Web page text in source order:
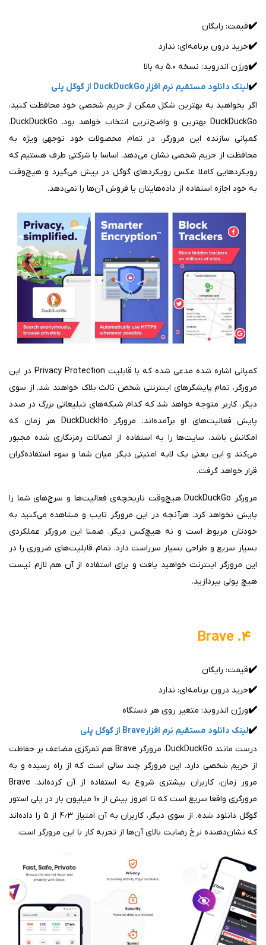
✔️قیمت: رایگان
✔️خرید درون برنامه‌ای: ندارد
✔️ورژن اندروید: نسخه ۵.۰ به بالا
✔️لینک دانلود مستقیم نرم افزار DuckDuckGo از گوگل پلی
اگر بخواهید به بهترین شکل ممکن از حریم شخصی خود محافظت کنید،
DuckDuckGo بهترین و واضح‌ترین انتخاب خواهد بود. DuckDuckGo،
کمپانی سازنده این مرورگر، در تمام محصولات خود توجهی ویژه به
محافظت از حریم شخصی نشان می‌دهد. اساسا با شرکتی طرف هستیم که
رویکردهایی کاملا عکس رویکردهای گوگل در پیش می‌گیرد و هیچ‌وقت
به خود اجازه استفاده از داده‌هایتان یا فروش آن‌ها را نمی‌دهد.
کمپانی اشاره شده مدعی شده که با قابلیت Privacy Protection در این
مرورگر، تمام پایشگرهای اینترنتی شخص ثالث بلاک خواهند شد. از سوی
دیگر، کاربر متوجه خواهد شد که کدام شبکه‌های تبلیغاتی بزرگ در صدد
پایش فعالیت‌های او برآمده‌اند. مرورگر DuckDuckHo هر زمان که
امکانش باشد، سایت‌ها را به استفاده از اتصالات رمزنگاری شده مجبور
می‌کند و این یعنی یک لایه امنیتی دیگر میان شما و سوء استفاده‌گران
قرار خواهد گرفت.
مرورگر DuckDuckGo هیچ‌وقت تاریخچه‌ی فعالیت‌ها و سرچ‌های شما را
پایش نخواهد کرد. هرآنچه در این مرورگر تایپ و مشاهده می‌کنید به
خودتان مربوط است و نه هیچ‌کس دیگر. ضمنا این مرورگر عملکردی
بسیار سریع و طراحی بسیار سرراست دارد. تمام قابلیت‌های ضروری را در
این مرورگر اینترنت خواهید یافت و برای استفاده از آن هم لازم نیست
هیچ پولی بپردازید.
۴. Brave
✔️قیمت: رایگان
✔️خرید درون برنامه‌ای: ندارد
✔️ورژن اندروید: متغیر روی هر دستگاه
✔️لینک دانلود مستقیم نرم افزار Brave از گوگل پلی
درست مانند DuckDuckGo، مرورگر Brave هم تمرکزی مضاعف بر حفاظت
از حریم شخصی دارد. این مرورگر چند سالی است که از راه رسیده و به
مرور زمان، کاربران بیشتری شروع به استفاده از آن کرده‌اند. Brave
مرورگری واقعا سریع است که تا امروز بیش از ۱۰ میلیون بار در پلی استور
گوگل دانلود شده. از سوی دیگر، کاربران به آن امتیاز ۴٫۳ از ۵ را داده‌اند
که نشان‌دهنده نرخ رضایت بالای آن‌ها از تجربه کار با این مرورگر است.